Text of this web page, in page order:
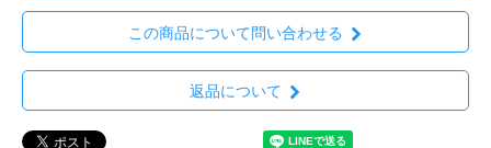
この商品について問い合わせる
返品について